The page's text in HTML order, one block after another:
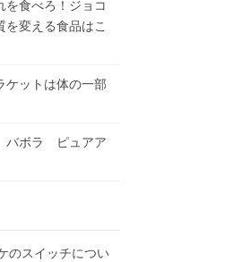
を食べろ！ジョコ
を変える食品はこ
ケットは体の一部
バボラ ピュアア
のスイッチについ